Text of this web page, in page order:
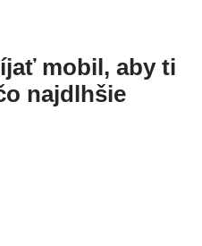
mobil, aby ti
najdlhšie